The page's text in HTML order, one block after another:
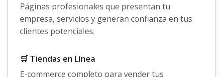
Páginas profesionales que presentan tu
empresa, servicios y generan confianza en tus
clientes potenciales.
🛒 Tiendas en Línea
E-commerce completo para vender tus